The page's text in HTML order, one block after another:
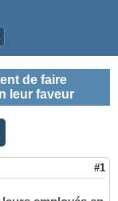
de faire
leur faveur
#1